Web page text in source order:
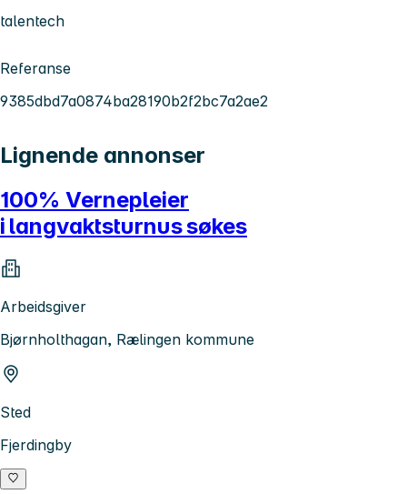
talentech
Referanse
9385dbd7a0874ba28190b2f2bc7a2ae2
Lignende annonser
100% Vernepleier
i langvaktsturnus søkes
Arbeidsgiver
Bjørnholthagan, Rælingen kommune
Sted
Fjerdingby